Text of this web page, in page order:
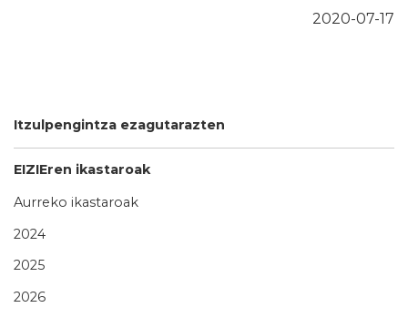
Itzulpengintza ezagutarazten
EIZIEren ikastaroak
Aurreko ikastaroak
2024
2025
2026
2020-07-17